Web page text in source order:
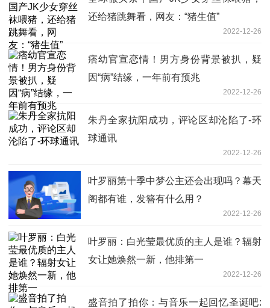
还给猪跳舞看，网友：“猪生值”
2022-12-26
痞幼官宣恋情！男方身份背景被扒，疑
因“病”结缘，一年前有预兆
2022-12-26
朱丹全家抗阳成功，评论区却沦陷了-环
球通讯
2022-12-26
叶罗丽第十季中梦公主还会出现吗？幕天
阁都有谁，发簪有什么用？
2022-12-26
叶罗丽：白光莹最优质的主人是谁？辐射
女让她焕然一新，他排第一
2022-12-26
盛音拍了拍你：与音乐一起回忆圣诞吧: